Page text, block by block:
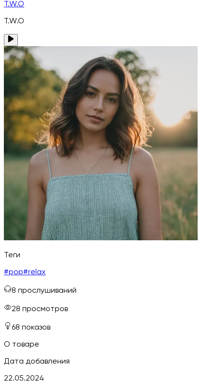
T.W.O
T.W.O
Теги
#pop#relax
8 прослушиваний
28 просмотров
68 показов
О товаре
Дата добавления
22.05.2024